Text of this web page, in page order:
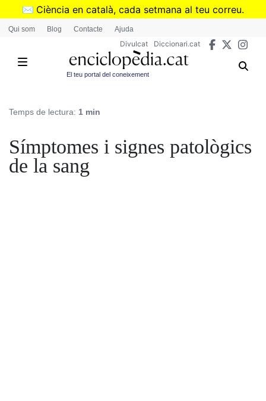
Vés
✉️ Ciència en català, cada setmana al teu correu.
➜Subscriu-te al butlletí de Divulcat
Qui som Blog Contacte Ajuda
Divulcat Diccionari.cat
El teu portal del coneixement
Temps de lectura: 1 min
Símptomes i signes patològics
de la sang